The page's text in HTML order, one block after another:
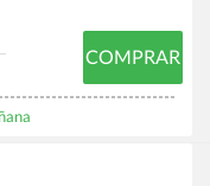
COMPRAR